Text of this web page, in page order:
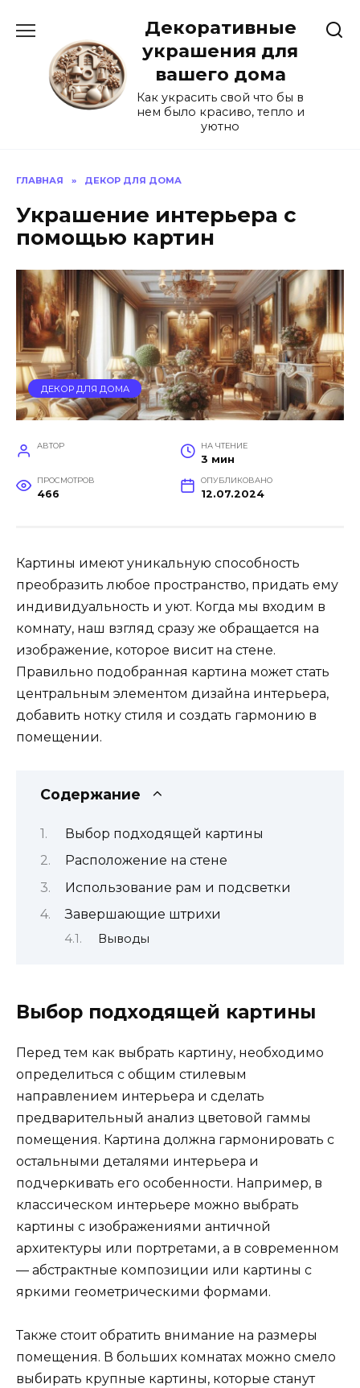
содержанию
Декоративные
украшения для
вашего дома
Как украсить свой что бы в
нем было красиво, тепло и
уютно
ГЛАВНАЯ » ДЕКОР ДЛЯ ДОМА
Украшение интерьера с
помощью картин
ДЕКОР ДЛЯ ДОМА
АВТОР НА ЧТЕНИЕ
3 мин
ПРОСМОТРОВ
466
ОПУБЛИКОВАНО
12.07.2024
Картины имеют уникальную способность
преобразить любое пространство, придать ему
индивидуальность и уют. Когда мы входим в
комнату, наш взгляд сразу же обращается на
изображение, которое висит на стене.
Правильно подобранная картина может стать
центральным элементом дизайна интерьера,
добавить нотку стиля и создать гармонию в
помещении.
Содержание
Выбор подходящей картины
Расположение на стене
Использование рам и подсветки
Завершающие штрихи
Выводы
Выбор подходящей картины
Перед тем как выбрать картину, необходимо
определиться с общим стилевым
направлением интерьера и сделать
предварительный анализ цветовой гаммы
помещения. Картина должна гармонировать с
остальными деталями интерьера и
подчеркивать его особенности. Например, в
классическом интерьере можно выбрать
картины с изображениями античной
архитектуры или портретами, а в современном
— абстрактные композиции или картины с
яркими геометрическими формами.
Также стоит обратить внимание на размеры
помещения. В больших комнатах можно смело
выбирать крупные картины, которые станут